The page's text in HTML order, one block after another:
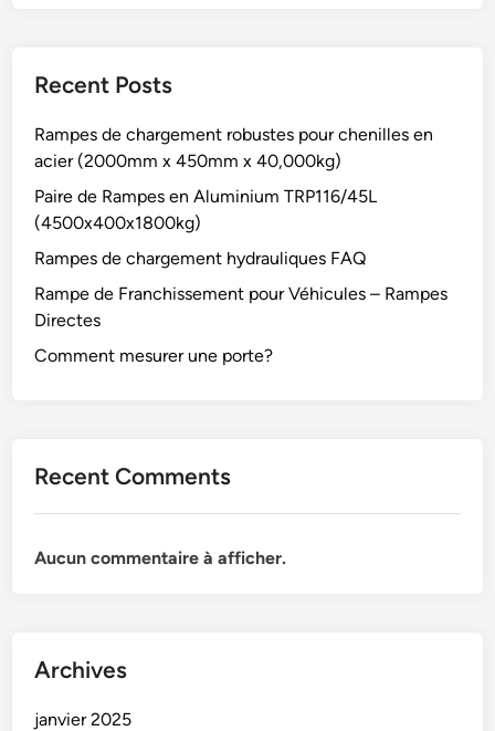
Recent Posts
Rampes de chargement robustes pour chenilles en
acier (2000mm x 450mm x 40,000kg)
Paire de Rampes en Aluminium TRP116/45L
(4500x400x1800kg)
Rampes de chargement hydrauliques FAQ
Rampe de Franchissement pour Véhicules – Rampes
Directes
Comment mesurer une porte?
Recent Comments
Aucun commentaire à afficher.
Archives
janvier 2025